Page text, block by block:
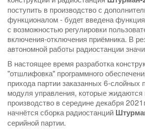
поступить в производство с
функционалом - будет введена
с возможностью регулировки
включения-отключения приёмника. В
автономной работы радиостанции
В настоящее время разработка
"отшлифовка" программного
прихода партии заказанных 6-слойных
модуля управления, которые
производство в середине декабря
начнётся сборка радиостанций
серийной партии.